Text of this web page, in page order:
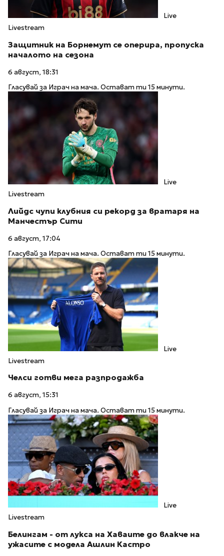
Live
Livestream
Защитник на Борнемут се оперира, пропуска
началото на сезона
6 август, 18:31
Гласувай за Играч на мача. Остават ти 15 минути.
Live
Livestream
Лийдс чупи клубния си рекорд за вратаря на
Манчестър Сити
6 август, 17:04
Гласувай за Играч на мача. Остават ти 15 минути.
Live
Livestream
Челси готви мега разпродажба
6 август, 15:31
Гласувай за Играч на мача. Остават ти 15 минути.
Live
Livestream
Белингам - от лукса на Хаваите до влакче на
ужасите с модела Ашлин Кастро